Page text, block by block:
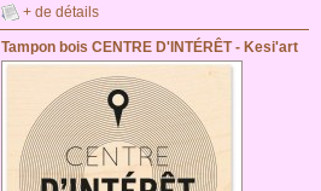
+ de détails
Tampon bois CENTRE D'INTÉRÊT - Kesi'art